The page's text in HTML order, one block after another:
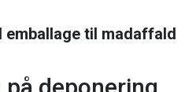
til madaffald